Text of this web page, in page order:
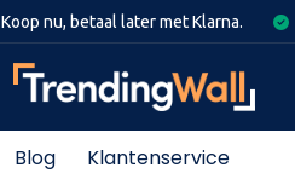
Koop nu, betaal later met Klarna.
Blog Klantenservice